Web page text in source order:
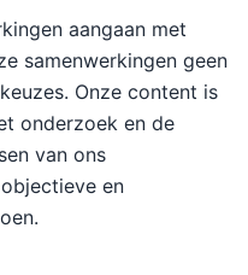
aangaan met
samenwerkingen geen
Onze content is
onderzoek en de
van ons
en